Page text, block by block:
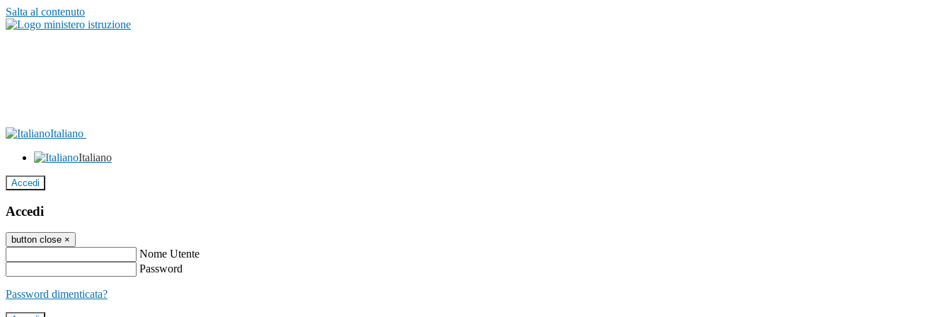
Salta al contenuto
Italiano
Italiano
Accedi
Accedi
button close ×
Nome Utente
Password
Password dimenticata?